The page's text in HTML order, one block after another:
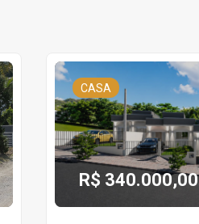
CASA
R$ 340.000,00